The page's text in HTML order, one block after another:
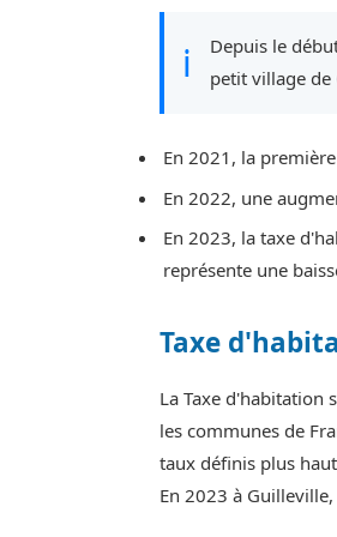
ℹ
Depuis le
petit village
En 2021, la
En 2022, une
En 2023, la taxe
représente une
Taxe
La Taxe d'habitation
les communes de
taux définis plus
En 2023 à